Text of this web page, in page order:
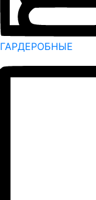
ГАРДЕРОБНЫЕ